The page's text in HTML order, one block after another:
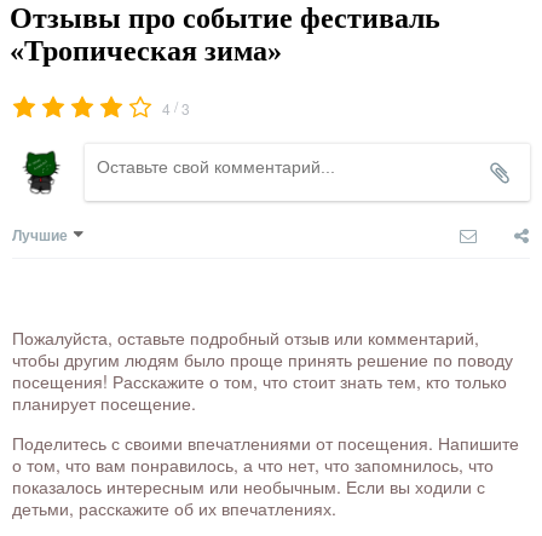
Отзывы про событие фестиваль
«Тропическая зима»
4 /3
Лучшие
Пожалуйста, оставьте подробный отзыв или комментарий,
чтобы другим людям было проще принять решение по поводу
посещения! Расскажите о том, что стоит знать тем, кто только
планирует посещение.
Поделитесь с своими впечатлениями от посещения. Напишите
о том, что вам понравилось, а что нет, что запомнилось, что
показалось интересным или необычным. Если вы ходили с
детьми, расскажите об их впечатлениях.